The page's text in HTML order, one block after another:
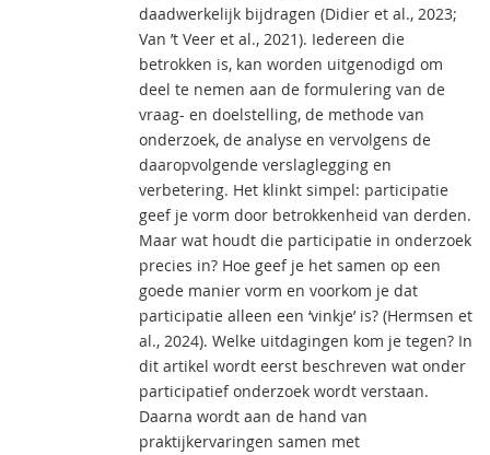
daadwerkelijk bijdragen (Didier et al., 2023;
Van ’t Veer et al., 2021). Iedereen die
betrokken is, kan worden uitgenodigd om
deel te nemen aan de formulering van de
vraag- en doelstelling, de methode van
onderzoek, de analyse en vervolgens de
daaropvolgende verslaglegging en
verbetering. Het klinkt simpel: participatie
geef je vorm door betrokkenheid van derden.
Maar wat houdt die participatie in onderzoek
precies in? Hoe geef je het samen op een
goede manier vorm en voorkom je dat
participatie alleen een ‘vinkje’ is? (Hermsen et
al., 2024). Welke uitdagingen kom je tegen? In
dit artikel wordt eerst beschreven wat onder
participatief onderzoek wordt verstaan.
Daarna wordt aan de hand van
praktijkervaringen samen met